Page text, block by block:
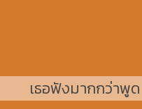
เธอฟังมากกว่าพู